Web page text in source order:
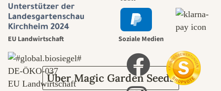
durch den
Garten
Über Magic Garden Seeds
EU Landwirtschaft
DE‑ÖKO‑037
EU Landwirtschaft
Soziale Medien